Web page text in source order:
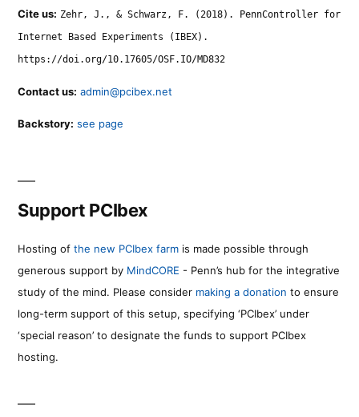
Cite us: Zehr, J., & Schwarz, F. (2018). PennController for
Internet Based Experiments (IBEX).
https://doi.org/10.17605/OSF.IO/MD832
Contact us: admin@pcibex.net
Backstory: see page
Support PCIbex
Hosting of the new PCIbex farm is made possible through
generous support by MindCORE - Penn’s hub for the integrative
study of the mind. Please consider making a donation to ensure
long-term support of this setup, specifying ‘PCIbex’ under
‘special reason’ to designate the funds to support PCIbex
hosting.